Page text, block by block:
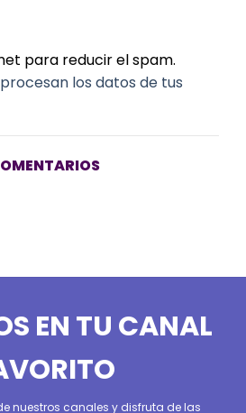
para reducir el spam.
los datos de tus
EN TU CANAL
nuestros canales y disfruta de las